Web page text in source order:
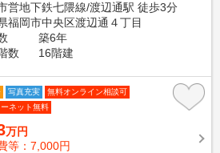
営地下鉄七隈線/渡辺通駅 徒歩3分
福岡市中央区渡辺通４丁目
築6年
数
16階建
写真充実
無料オンライン相談可
ネット無料
万円
等：7,000円